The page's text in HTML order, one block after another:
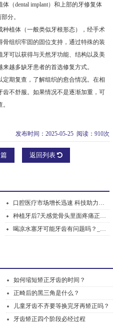
（dental implant）和上部的牙修复体
分。
植体（一般类似牙根形态），经手术
组织牢固的固位支持，通过特殊的装
可以获得与天然牙功能、结构以及美
越多缺牙患者的首选修复方式。
期复查，了解组织的愈合情况。在相
不舒服。如果情况不是逐渐加重，可
发布时间：2025-05-25 阅读：910次
返回列表
口腔医疗市场增长迅速 科技助力牙科诊_德恒口腔治
种植牙后7天感觉骨头里面疼痛正常吗？_德恒口腔
喝凉水塞牙可能牙齿有问题吗？_德恒口腔
如何缩短矫正牙齿的时间？
正畸后的黑三角是什么？
儿童牙齿不齐要等换完牙再矫正吗？
牙齿矫正四个阶段必经过程